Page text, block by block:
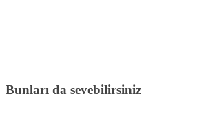
Bunları da sevebilirsiniz